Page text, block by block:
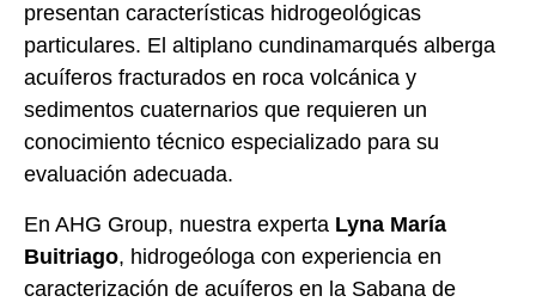
presentan características hidrogeológicas
particulares. El altiplano cundinamarqués alberga
acuíferos fracturados en roca volcánica y
sedimentos cuaternarios que requieren un
conocimiento técnico especializado para su
evaluación adecuada.
En AHG Group, nuestra experta Lyna María
Buitriago, hidrogeóloga con experiencia en
caracterización de acuíferos en la Sabana de